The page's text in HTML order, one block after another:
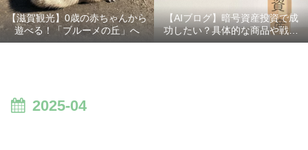
【滋賀観光】0歳の赤ちゃんから
遊べる！「ブルーメの丘」へ
【AIブログ】暗号資産投資で成
功したい？具体的な商品や戦略
を分かりやすく解説！
2025-04